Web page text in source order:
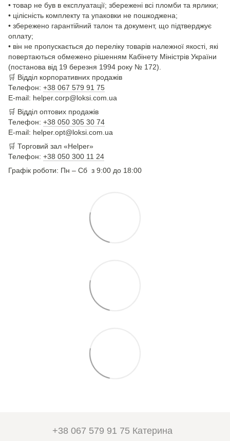
• товар не був в експлуатації; збережені всі пломби та ярлики;
• цілісність комплекту та упаковки не пошкоджена;
• збережено гарантійний талон та документ, що підтверджує
оплату;
• він не пропускається до переліку товарів належної якості, які
повертаються обмежено рішенням Кабінету Міністрів України
(постанова від 19 березня 1994 року № 172).
🛒 Відділ корпоративних продажів
Телефон: +38 067 579 91 75
E-mail: helper.corp@loksi.com.ua
🛒 Відділ оптових продажів
Телефон: +38 050 305 30 74
E-mail: helper.opt@loksi.com.ua
🛒 Торговий зал «Helper»
Телефон: +38 050 300 11 24
Графік роботи: Пн – Сб з 9:00 до 18:00
+38 067 579 91 75 Катерина